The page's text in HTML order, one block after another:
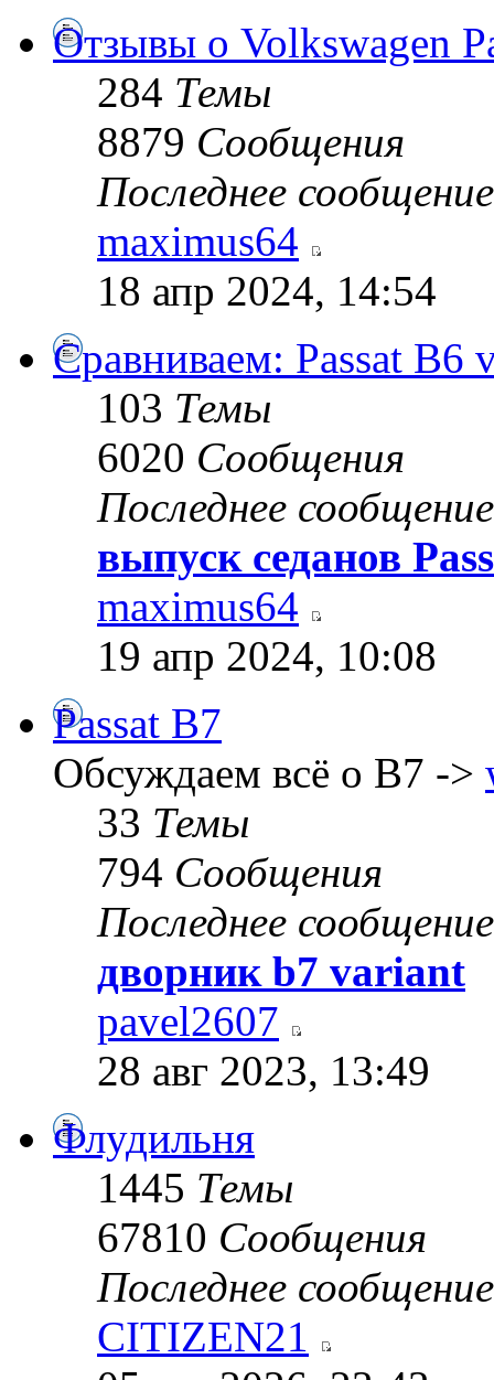
Отзывы о Volkswagen
284 Темы
8879 Сообщения
Последнее сообщение
maximus64
18 апр 2024, 14:54
Сравниваем: Passat B6
103 Темы
6020 Сообщения
Последнее сообщение
выпуск седанов
maximus64
19 апр 2024, 10:08
Passat B7
Обсуждаем всё о B7 ->
33 Темы
794 Сообщения
Последнее сообщение
дворник b7 variant
pavel2607
28 авг 2023, 13:49
Флудильня
1445 Темы
67810 Сообщения
Последнее сообщение
CITIZEN21